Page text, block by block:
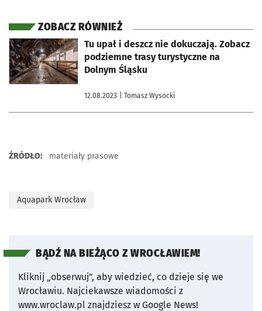
ZOBACZ RÓWNIEŻ
Tu upał i deszcz nie dokuczają. Zobacz
podziemne trasy turystyczne na
Dolnym Śląsku
12.08.2023 | Tomasz Wysocki
otworzy się w nowej karcie
ŹRÓDŁO: materiały prasowe
Aquapark Wrocław
BĄDŹ NA BIEŻĄCO Z WROCŁAWIEM!
Kliknij „obserwuj”, aby wiedzieć, co dzieje się we
Wrocławiu. Najciekawsze wiadomości z
www.wroclaw.pl znajdziesz w Google News!